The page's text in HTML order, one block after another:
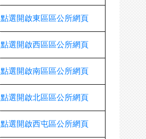
點選開啟東區區公所網頁
點選開啟西區區公所網頁
點選開啟南區區公所網頁
點選開啟北區區公所網頁
點選開啟西屯區公所網頁